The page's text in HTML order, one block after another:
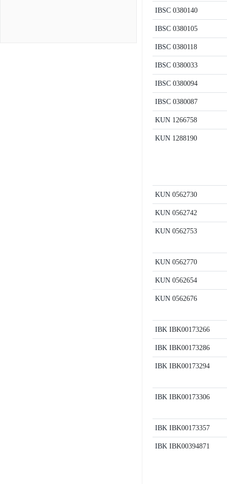
IBSC 0380140
IBSC 0380105
IBSC 0380118
IBSC 0380033
IBSC 0380094
IBSC 0380087
KUN 1266758
KUN 1288190
KUN 0562730
KUN 0562742
KUN 0562753
KUN 0562770
KUN 0562654
KUN 0562676
IBK IBK00173266
IBK IBK00173286
IBK IBK00173294
IBK IBK00173306
IBK IBK00173357
IBK IBK00394871